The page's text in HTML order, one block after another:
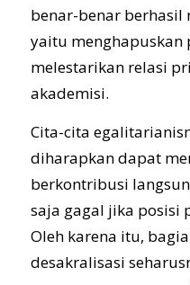
benar-benar berhasil
yaitu menghapuskan
melestarikan relasi
akademisi.
Cita-cita
diharapkan dapat
berkontribusi
saja gagal jika posisi
Oleh karena itu,
desakralisasi